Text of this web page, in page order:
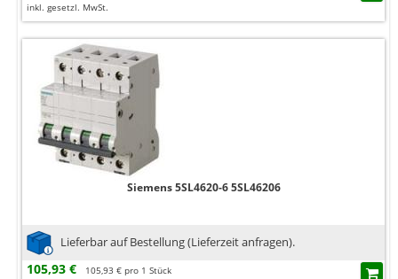
inkl. gesetzl. MwSt.
Siemens 5SL4620-6 5SL46206
Lieferbar auf Bestellung (Lieferzeit anfragen).
105,93 €
105,93 € pro 1 Stück